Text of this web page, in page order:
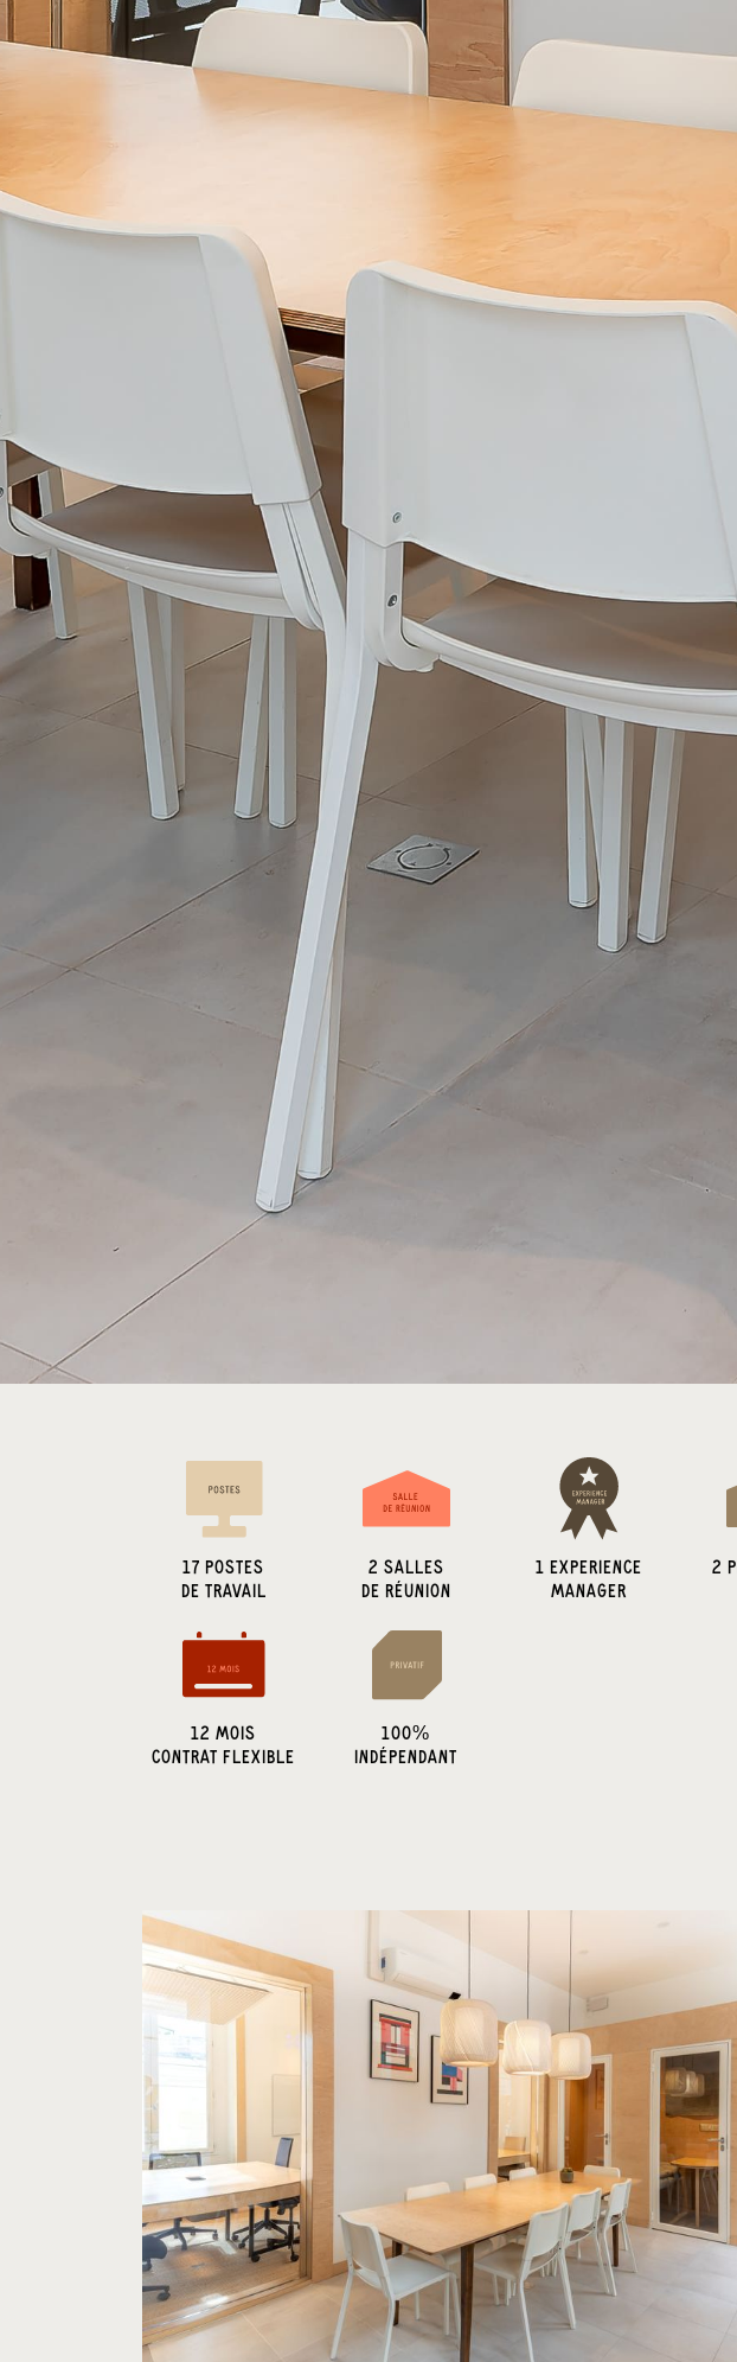
17 POSTES
DE TRAVAIL
2 SALLES
DE RÉUNION
1 EXPERIENCE
MANAGER
2
12 MOIS
CONTRAT FLEXIBLE
100%
INDÉPENDANT